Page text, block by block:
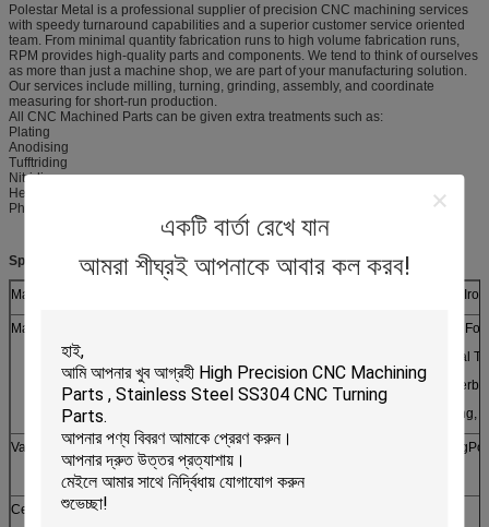
একটি বার্তা রেখে যান
আমরা শীঘ্রই আপনাকে আবার কল করব!
Polestar Metal is a professional supplier of precision CNC machining services
with speedy turnaround capabilities and a superior customer service oriented
team. From minimal quantity fabrication runs to high volume fabrication runs,
RPM provides high-quality parts and components. We tend to think of ourselves
as more than just a machine shop, we are part of your manufacturing solution.
Our services include milling, turning, grinding, assembly, and coordinate
measuring for short-run production.
All CNC Machined Parts can be given extra treatments such as:
Plating
Anodising
Tufftriding
Nitriding
Heat treatment
Phosphating
Specifications:
Materials (Metals) Brass, Aluminum, Mild Steel, Stainless Steel, Ductile
Machining Processes
Broaching, Parting/Cutting, Facing, Contour Turning,
Turning, Straight Turning, External Threading, Internal
Forming, Knurling, Boring Broaching, Drilling,
Pocketing, Profiling, Reaming, Tapping, Thread Milling,
Value Added Services
Fulfillment, Assembly, Kit Building, Crimping,
Inspection, Packaging
Certificates approched